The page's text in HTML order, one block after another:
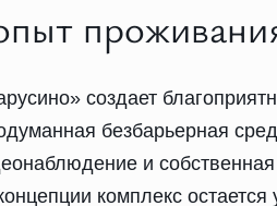
создает
безбарьерная
и
комплекс